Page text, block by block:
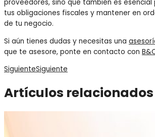
proveedores, sino que también es esencial
tus obligaciones fiscales y mantener en
de tu negocio.
Si aún tienes dudas y necesitas una
que te asesore, ponte en contacto con
SiguienteSiguiente
Artículos relacionados